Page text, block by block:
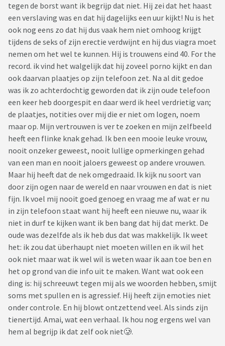
tegen de borst want ik begrijp dat niet. Hij zei dat het haast
een verslaving was en dat hij dagelijks een uur kijkt! Nu is het
ook nog eens zo dat hij dus vaak hem niet omhoog krijgt
tijdens de seks of zijn erectie verdwijnt en hij dus viagra moet
nemen om het wel te kunnen. Hij is trouwens eind 40. For the
record. ik vind het walgelijk dat hij zoveel porno kijkt en dan
ook daarvan plaatjes op zijn telefoon zet. Na al dit gedoe
was ik zo achterdochtig geworden dat ik zijn oude telefoon
een keer heb doorgespit en daar werd ik heel verdrietig van;
de plaatjes, notities over mij die er niet om logen, noem
maar op. Mijn vertrouwen is ver te zoeken en mijn zelfbeeld
heeft een flinke knak gehad. Ik ben een mooie leuke vrouw,
nooit onzeker geweest, nooit lullige opmerkingen gehad
van een man en nooit jaloers geweest op andere vrouwen.
Maar hij heeft dat de nek omgedraaid. Ik kijk nu soort van
door zijn ogen naar de wereld en naar vrouwen en dat is niet
fijn. Ik voel mij nooit goed genoeg en vraag me af wat er nu
in zijn telefoon staat want hij heeft een nieuwe nu, waar ik
niet in durf te kijken want ik ben bang dat hij dat merkt. De
oude was dezelfde als ik heb dus dat was makkelijk. Ik weet
het: ik zou dat überhaupt niet moeten willen en ik wil het
ook niet maar wat ik wel wil is weten waar ik aan toe ben en
het op grond van die info uit te maken. Want wat ook een
ding is: hij schreeuwt tegen mij als we woorden hebben, smijt
soms met spullen en is agressief. Hij heeft zijn emoties niet
onder controle. En hij blowt ontzettend veel. Als sinds zijn
tienertijd. Amai, wat een verhaal. Ik hou nog ergens wel van
hem al begrijp ik dat zelf ook niet🥲.